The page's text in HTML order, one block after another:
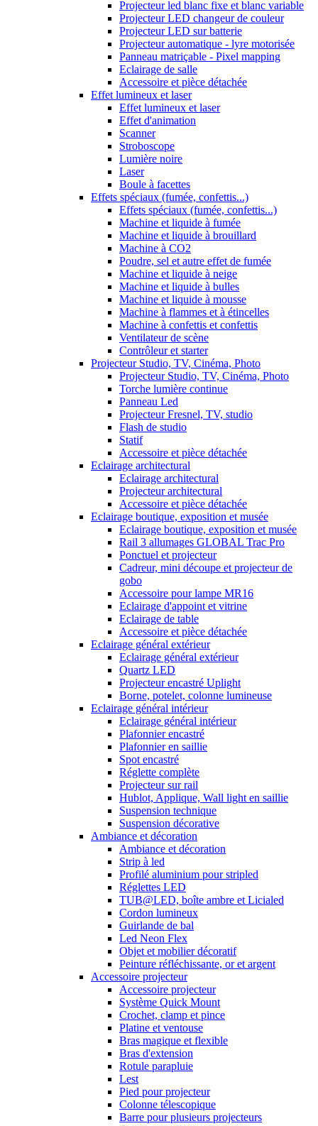
Projecteur led blanc fixe et blanc variable
Projecteur LED changeur de couleur
Projecteur LED sur batterie
Projecteur automatique - lyre motorisée
Panneau matriçable - Pixel mapping
Eclairage de salle
Accessoire et pièce détachée
Effet lumineux et laser
Effet lumineux et laser
Effet d'animation
Scanner
Stroboscope
Lumière noire
Laser
Boule à facettes
Effets spéciaux (fumée, confettis...)
Effets spéciaux (fumée, confettis...)
Machine et liquide à fumée
Machine et liquide à brouillard
Machine à CO2
Poudre, sel et autre effet de fumée
Machine et liquide à neige
Machine et liquide à bulles
Machine et liquide à mousse
Machine à flammes et à étincelles
Machine à confettis et confettis
Ventilateur de scène
Contrôleur et starter
Projecteur Studio, TV, Cinéma, Photo
Projecteur Studio, TV, Cinéma, Photo
Torche lumière continue
Panneau Led
Projecteur Fresnel, TV, studio
Flash de studio
Statif
Accessoire et pièce détachée
Eclairage architectural
Eclairage architectural
Projecteur architectural
Accessoire et pièce détachée
Eclairage boutique, exposition et musée
Eclairage boutique, exposition et musée
Rail 3 allumages GLOBAL Trac Pro
Ponctuel et projecteur
Cadreur, mini découpe et projecteur de
gobo
Accessoire pour lampe MR16
Eclairage d'appoint et vitrine
Eclairage de table
Accessoire et pièce détachée
Eclairage général extérieur
Eclairage général extérieur
Quartz LED
Projecteur encastré Uplight
Borne, potelet, colonne lumineuse
Eclairage général intérieur
Eclairage général intérieur
Plafonnier encastré
Plafonnier en saillie
Spot encastré
Réglette complète
Projecteur sur rail
Hublot, Applique, Wall light en saillie
Suspension technique
Suspension décorative
Ambiance et décoration
Ambiance et décoration
Strip à led
Profilé aluminium pour stripled
Réglettes LED
TUB@LED, boîte ambre et Licialed
Cordon lumineux
Guirlande de bal
Led Neon Flex
Objet et mobilier décoratif
Peinture réfléchissante, or et argent
Accessoire projecteur
Accessoire projecteur
Système Quick Mount
Crochet, clamp et pince
Platine et ventouse
Bras magique et flexible
Bras d'extension
Rotule parapluie
Lest
Pied pour projecteur
Colonne télescopique
Barre pour plusieurs projecteurs